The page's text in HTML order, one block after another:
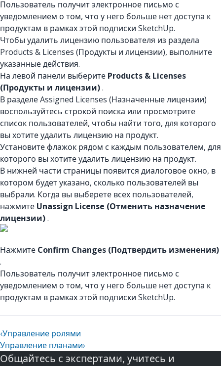
Пользователь получит электронное письмо с
уведомлением о том, что у него больше нет доступа к
продуктам в рамках этой подписки SketchUp.
Чтобы удалить лицензию пользователя из раздела
Products & Licenses (Продукты и лицензии), выполните
указанные действия.
На левой панели выберите Products & Licenses
(Продукты и лицензии).
В разделе Assigned Licenses (Назначенные лицензии)
воспользуйтесь строкой поиска или просмотрите
список пользователей, чтобы найти того, для которого
вы хотите удалить лицензию на продукт.
Установите флажок рядом с каждым пользователем, для
которого вы хотите удалить лицензию на продукт.
В нижней части страницы появится диалоговое окно, в
котором будет указано, сколько пользователей вы
выбрали. Когда вы выберете всех пользователей,
нажмите Unassign License (Отменить назначение
лицензии).
Нажмите Confirm Changes (Подтвердить изменения)
.
Пользователь получит электронное письмо с
уведомлением о том, что у него больше нет доступа к
продуктам в рамках этой подписки SketchUp.
‹Управление ролями
Управление планами›
Общайтесь с экспертами, учитесь и